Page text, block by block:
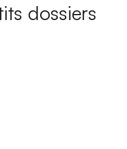
dossiers